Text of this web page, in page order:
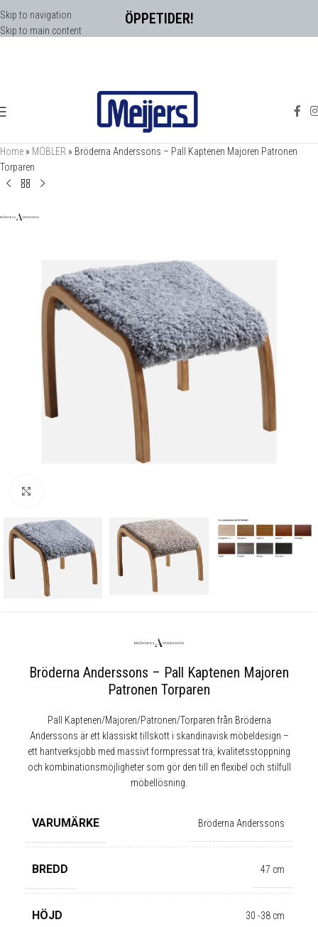
ÖPPETIDER!
Skip to navigation
Skip to main content
Home » MÖBLER » Bröderna Anderssons – Pall Kaptenen Majoren Patronen
Torparen
Bröderna Anderssons – Pall Kaptenen Majoren
Patronen Torparen
Pall Kaptenen/Majoren/Patronen/Torparen från Bröderna
Anderssons är ett klassiskt tillskott i skandinavisk möbeldesign –
ett hantverksjobb med massivt formpressat trä, kvalitetsstoppning
och kombinationsmöjligheter som gör den till en flexibel och stilfull
möbellösning.
VARUMÄRKE Bröderna Anderssons
BREDD 47 cm
HÖJD 30 -38 cm